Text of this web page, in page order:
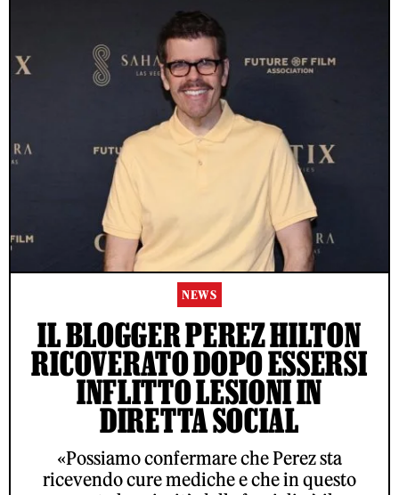
NEWS
IL BLOGGER PEREZ HILTON
RICOVERATO DOPO ESSERSI
INFLITTO LESIONI IN
DIRETTA SOCIAL
«Possiamo confermare che Perez sta
ricevendo cure mediche e che in questo